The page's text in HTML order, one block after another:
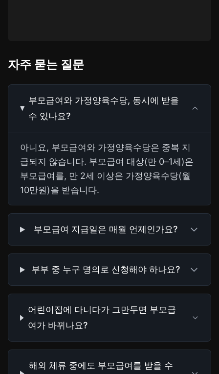
자주 묻는 질문
부모급여와 가정양육수당, 동시에 받을
수 있나요?
아니요, 부모급여와 가정양육수당은 중복 지
급되지 않습니다. 부모급여 대상(만 0–1세)은
부모급여를, 만 2세 이상은 가정양육수당(월
10만원)을 받습니다.
부모급여 지급일은 매월 언제인가요?
부부 중 누구 명의로 신청해야 하나요?
어린이집에 다니다가 그만두면 부모급
여가 바뀌나요?
해외 체류 중에도 부모급여를 받을 수